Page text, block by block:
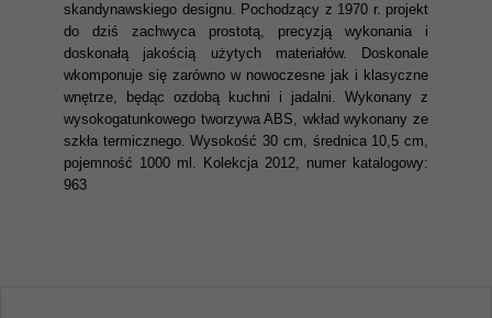
skandynawskiego designu. Pochodzący z 1970 r. projekt
do dziś zachwyca prostotą, precyzją wykonania i
doskonałą jakością użytych materiałów. Doskonale
wkomponuje się zarówno w nowoczesne jak i klasyczne
wnętrze, będąc ozdobą kuchni i jadalni. Wykonany z
wysokogatunkowego tworzywa ABS, wkład wykonany ze
szkła termicznego. Wysokość 30 cm, średnica 10,5 cm,
pojemność 1000 ml. Kolekcja 2012, numer katalogowy:
963